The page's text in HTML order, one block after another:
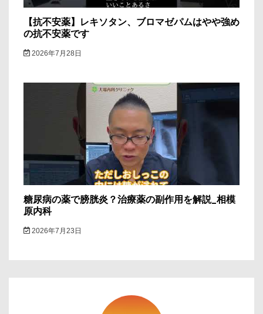
【抗不安薬】レキソタン、ブロマゼパムはやや強め
の抗不安薬です
2026年7月28日
糖尿病の薬で膀胱炎？治療薬の副作用を解説_相模
原内科
2026年7月23日